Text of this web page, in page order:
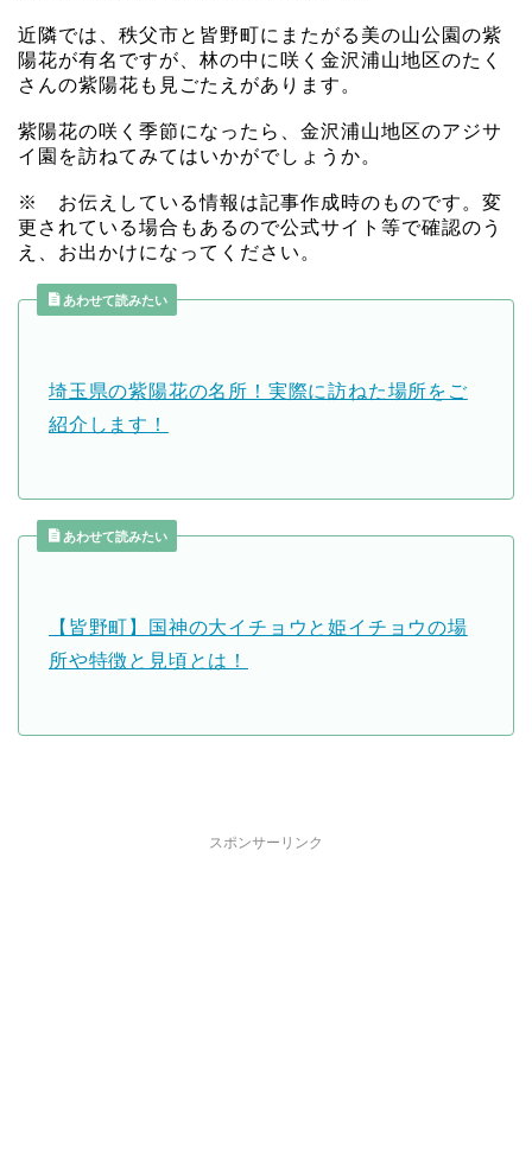
近隣では、秩父市と皆野町にまたがる美の山公園の紫
陽花が有名ですが、林の中に咲く金沢浦山地区のたく
さんの紫陽花も見ごたえがあります。
紫陽花の咲く季節になったら、金沢浦山地区のアジサ
イ園を訪ねてみてはいかがでしょうか。
※ お伝えしている情報は記事作成時のものです。変
更されている場合もあるので公式サイト等で確認のう
え、お出かけになってください。
あわせて読みたい
埼玉県の紫陽花の名所！実際に訪ねた場所をご
紹介します！
あわせて読みたい
【皆野町】国神の大イチョウと姫イチョウの場
所や特徴と見頃とは！
スポンサーリンク